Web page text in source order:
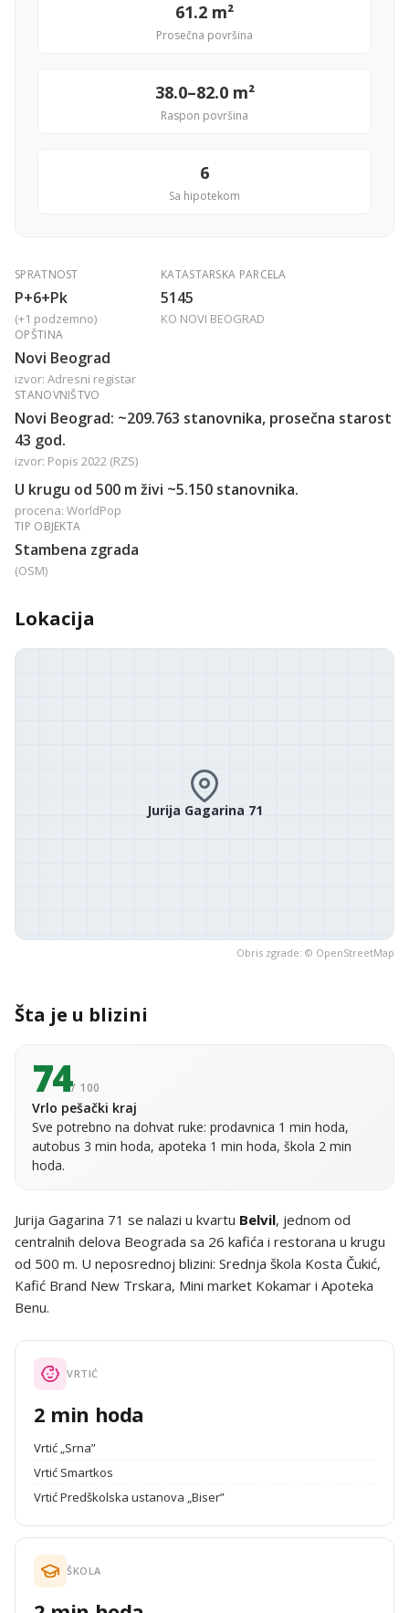
61.2 m²
Prosečna površina
38.0–82.0 m²
Raspon površina
6
Sa hipotekom
SPRATNOST
P+6+Pk
(+1 podzemno)
KATASTARSKA PARCELA
5145
KO NOVI BEOGRAD
OPŠTINA
Novi Beograd
izvor: Adresni registar
STANOVNIŠTVO
Novi Beograd: ~209.763 stanovnika, prosečna starost
43 god.
izvor: Popis 2022 (RZS)
U krugu od 500 m živi ~5.150 stanovnika.
procena: WorldPop
TIP OBJEKTA
Stambena zgrada
(OSM)
Lokacija
Jurija Gagarina 71
Obris zgrade: © OpenStreetMap
Šta je u blizini
74/ 100
Vrlo pešački kraj
Sve potrebno na dohvat ruke: prodavnica 1 min hoda,
autobus 3 min hoda, apoteka 1 min hoda, škola 2 min
hoda.
Jurija Gagarina 71 se nalazi u kvartu Belvil, jednom od
centralnih delova Beograda sa 26 kafića i restorana u krugu
od 500 m. U neposrednoj blizini: Srednja škola Kosta Čukić,
Kafić Brand New Trskara, Mini market Kokamar i Apoteka
Benu.
VRTIĆ
2 min hoda
Vrtić „Srna”
Vrtić Smartkos
Vrtić Predškolska ustanova „Biser”
ŠKOLA